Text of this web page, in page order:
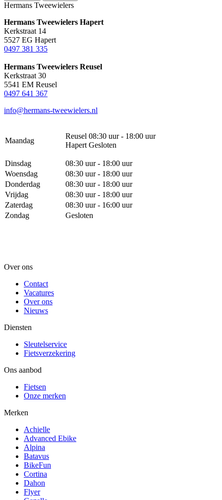
Hermans Tweewielers
Hermans Tweewielers Hapert
Kerkstraat 14
5527 EG Hapert
0497 381 335
Hermans Tweewielers Reusel
Kerkstraat 30
5541 EM Reusel
0497 641 367
info@hermans-tweewielers.nl
Maandag
Reusel 08:30 uur - 18:00 uur
Hapert Gesloten
Dinsdag
08:30 uur - 18:00 uur
Woensdag
08:30 uur - 18:00 uur
Donderdag
08:30 uur - 18:00 uur
Vrijdag
08:30 uur - 18:00 uur
Zaterdag
08:30 uur - 16:00 uur
Zondag
Gesloten
Over ons
Contact
Vacatures
Over ons
Nieuws
Diensten
Sleutelservice
Fietsverzekering
Ons aanbod
Fietsen
Onze merken
Merken
Achielle
Advanced Ebike
Alpina
Batavus
BikeFun
Cortina
Dahon
Flyer